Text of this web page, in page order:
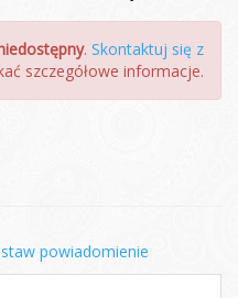
. Skontaktuj się z
szczegółowe informacje.
powiadomienie